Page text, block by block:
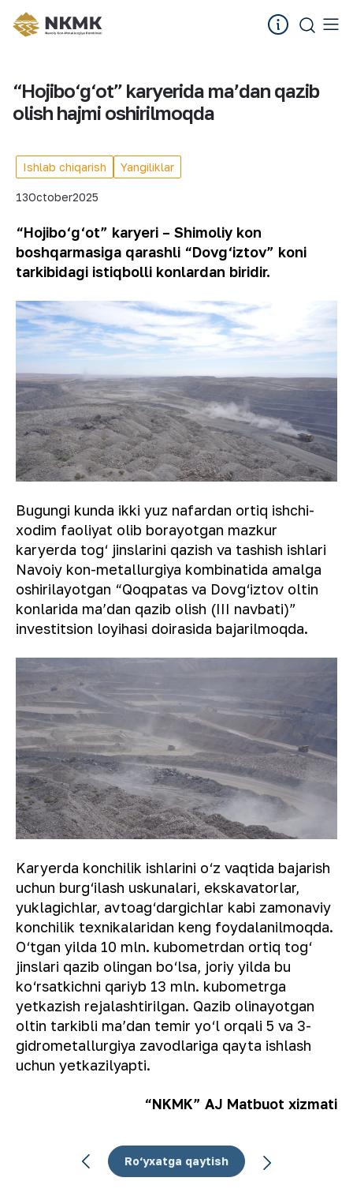
“Hojibo‘g‘ot” karyerida maʼdan qazib
olish hajmi oshirilmoqda
Ishlab chiqarish Yangiliklar
13October2025
“Hojibo‘g‘ot” karyeri – Shimoliy kon
boshqarmasiga qarashli “Dovg‘iztov” koni
tarkibidagi istiqbolli konlardan biridir.
Bugungi kunda ikki yuz nafardan ortiq ishchi-
xodim faoliyat olib borayotgan mazkur
karyerda tog‘ jinslarini qazish va tashish ishlari
Navoiy kon-metallurgiya kombinatida amalga
oshirilayotgan “Qoqpatas va Dovg‘iztov oltin
konlarida maʼdan qazib olish (III navbati)”
investitsion loyihasi doirasida bajarilmoqda.
Karyerda konchilik ishlarini o‘z vaqtida bajarish
uchun burg‘ilash uskunalari, ekskavatorlar,
yuklagichlar, avtoag‘dargichlar kabi zamonaviy
konchilik texnikalaridan keng foydalanilmoqda.
O‘tgan yilda 10 mln. kubometrdan ortiq tog‘
jinslari qazib olingan bo‘lsa, joriy yilda bu
ko‘rsatkichni qariyb 13 mln. kubometrga
yetkazish rejalashtirilgan. Qazib olinayotgan
oltin tarkibli maʼdan temir yo‘l orqali 5 va 3-
gidrometallurgiya zavodlariga qayta ishlash
uchun yetkazilyapti.
“NKMK” AJ Matbuot xizmati
Ro‘yxatga qaytish